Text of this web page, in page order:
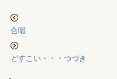
合唱
どすこい・・・つづき